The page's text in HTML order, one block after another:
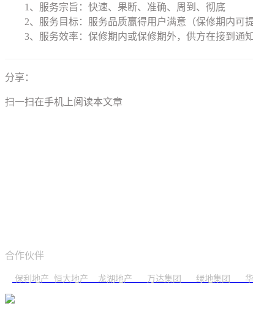
1、服务宗旨：快速、果断、准确、周到、彻底
2、服务目标：服务品质赢得用户满意（保修期内可
3、服务效率：保修期内或保修期外，供方在接到通知
分享：
扫一扫在手机上阅读本文章
合作伙伴
保利地产 恒大地产 龙湖地产 万达集团 绿地集团 华